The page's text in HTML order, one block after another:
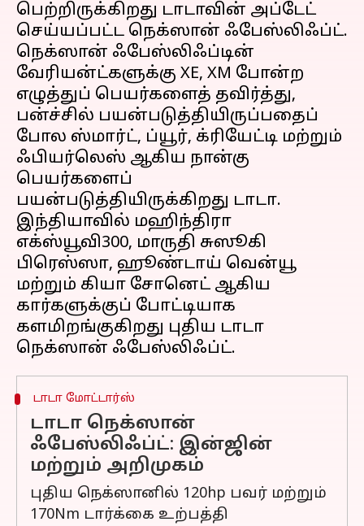
பெற்றிருக்கிறது டாடாவின் அப்டேட்
செய்யப்பட்ட நெக்ஸான் ஃபேஸ்லிஃப்ட்.
நெக்ஸான் ஃபேஸ்லிஃப்டின்
வேரியன்ட்களுக்கு XE, XM போன்ற
எழுத்துப் பெயர்களைத் தவிர்த்து,
பன்ச்சில் பயன்படுத்தியிருப்பதைப்
போல ஸ்மார்ட், ப்யூர், க்ரியேட்டி மற்றும்
ஃபியர்லெஸ் ஆகிய நான்கு
பெயர்களைப்
பயன்படுத்தியிருக்கிறது டாடா.
இந்தியாவில் மஹிந்திரா
எக்ஸ்யூவி300, மாருதி சுஸூகி
பிரெஸ்ஸா, ஹூண்டாய் வென்யூ
மற்றும் கியா சோனெட் ஆகிய
கார்களுக்குப் போட்டியாக
களமிறங்குகிறது புதிய டாடா
டாடா மோட்டார்ஸ்
டாடா நெக்ஸான்
ஃபேஸ்லிஃப்ட்: இன்ஜின்
மற்றும் அறிமுகம்
புதிய நெக்ஸானில் 120hp பவர் மற்றும்
170Nm டார்க்கை உற்பத்தி